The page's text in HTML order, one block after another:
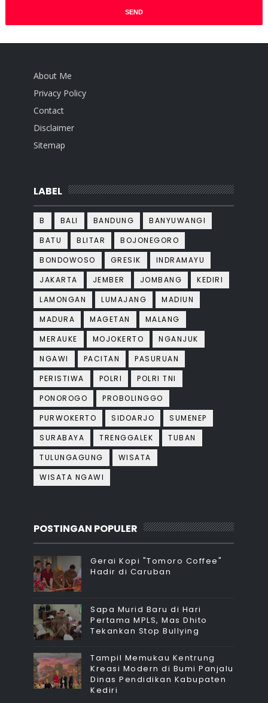
About Me
Privacy Policy
Contact
Disclaimer
Sitemap
LABEL
B BALI BANDUNG
BANYUWANGI
BATU
BLITAR
BOJONEGORO
BONDOWOSO
GRESIK
INDRAMAYU
JAKARTA
JEMBER JOMBANG
KEDIRI
LAMONGAN
LUMAJANG
MADIUN
MADURA
MAGETAN
MALANG
MERAUKE
MOJOKERTO
NGANJUK
NGAWI
PACITAN
PASURUAN
PERISTIWA
POLRI
POLRI TNI
PONOROGO
PROBOLINGGO
PURWOKERTO
SIDOARJO
SUMENEP
SURABAYA
TRENGGALEK
TUBAN
TULUNGAGUNG
WISATA
WISATA NGAWI
POSTINGAN POPULER
Gerai Kopi "Tomoro Coffee"
Hadir di Caruban
Sapa Murid Baru di Hari
Pertama MPLS, Mas Dhito
Tekankan Stop Bullying
Tampil Memukau Kentrung
Kreasi Modern di Bumi Panjalu
Dinas Pendidikan Kabupaten
Kediri